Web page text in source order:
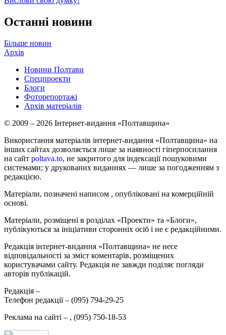
Останні новини
Більше новин
Архів
Новини Полтави
Спецпроекти
Блоги
Фоторепортажі
Архів матеріалів
© 2009 – 2026 Інтернет-видання «Полтавщина»
Використання матеріалів інтернет-видання «Полтавщина» на
інших сайтах дозволяється лише за наявності гіперпосилання
на сайт poltava.to, не закритого для індексації пошуковими
системами; у друкованих виданнях — лише за погодженням з
редакцією.
Матеріали, позначені написом , опубліковані на комерційній
основі.
Матеріали, розміщені в розділах «Проекти» та «Блоги»,
публікуються за ініціативи сторонніх осіб і не є редакційними.
Редакція інтернет-видання «Полтавщина» не несе
відповідальності за зміст коментарів, розміщених
користувачами сайту. Редакція не завжди поділяє погляди
авторів публікацій.
Редакція –
Телефон редакції – (095) 794-29-25
Реклама на сайті – , (095) 750-18-53